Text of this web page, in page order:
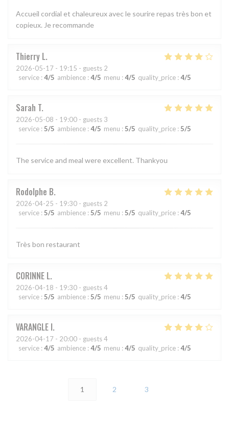
Accueil cordial et chaleureux avec le sourire repas très bon et
copieux. Je recommande
Thierry L
2026-05-17 - 19:15 - guests 2
service : 4/5 ambience : 4/5 menu : 4/5 quality_price : 4/5
Sarah T
2026-05-08 - 19:00 - guests 3
service : 5/5 ambience : 4/5 menu : 5/5 quality_price : 5/5
The service and meal were excellent. Thankyou
Rodolphe B
2026-04-25 - 19:30 - guests 2
service : 5/5 ambience : 5/5 menu : 5/5 quality_price : 4/5
Très bon restaurant
CORINNE L
2026-04-18 - 19:30 - guests 4
service : 5/5 ambience : 5/5 menu : 5/5 quality_price : 4/5
VARANGLE I
2026-04-17 - 20:00 - guests 4
service : 4/5 ambience : 4/5 menu : 4/5 quality_price : 4/5
1 2 3